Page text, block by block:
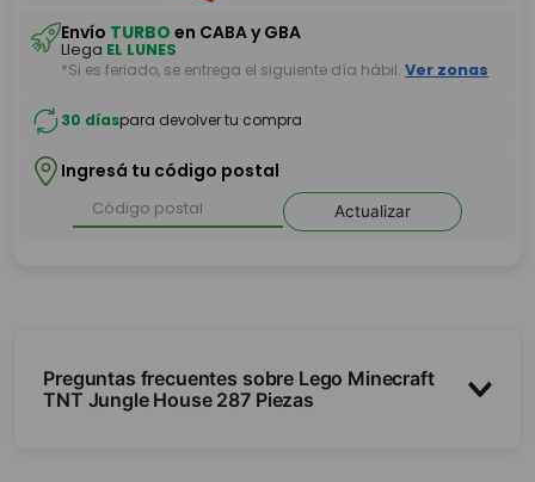
Envío TURBO en CABA y GBA
Llega EL LUNES
*Si es feriado, se entrega el siguiente día hábil. Ver zonas
30 díaspara devolver tu compra
Ingresá tu código postal
Actualizar
Preguntas frecuentes sobre Lego Minecraft
TNT Jungle House 287 Piezas